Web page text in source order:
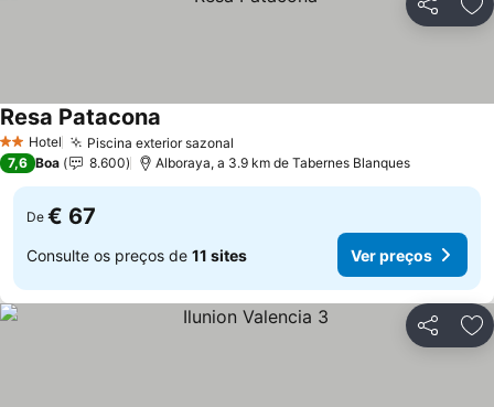
Partilhar
2 Estrelas
Hotel Piscina exterior sazonal
Resa Patacona
7,6 Boa 8.600 Alboraya, a 3.9 km de Tabernes Blanques
De € 67
Consulte os preços de 11 sites Ver preços
Partilhar